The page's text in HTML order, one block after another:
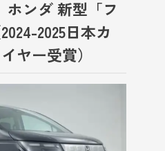
ンダ 新型「フ
2025日本カ
ヤー受賞）